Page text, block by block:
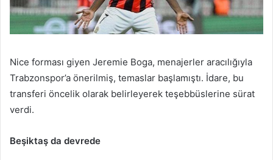
Nice forması giyen Jeremie Boga, menajerler aracılığıyla
Trabzonspor’a önerilmiş, temaslar başlamıştı. İdare, bu
transferi öncelik olarak belirleyerek teşebbüslerine sürat
verdi.
Beşiktaş da devrede